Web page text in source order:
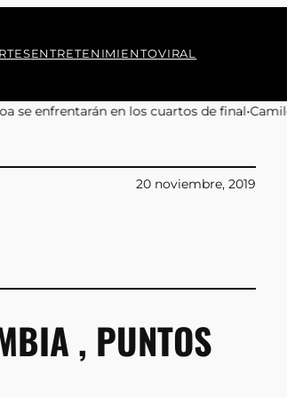
ENTRETENIMIENTOVIRAL
de final•Camilo Kong aboga por la
20 noviembre, 2019
, PUNTOS